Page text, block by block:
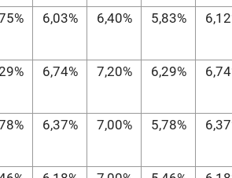
6,03% 6,40% 5,83%
6,74% 7,20% 6,29%
6,37% 7,00% 5,78%